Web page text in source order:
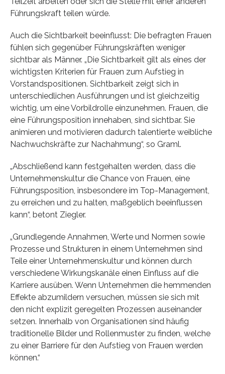
Führungskraft teilen würde.
Auch die Sichtbarkeit beeinflusst: Die befragten Frauen
fühlen sich gegenüber Führungskräften weniger
sichtbar als Männer. „Die Sichtbarkeit gilt als eines der
wichtigsten Kriterien für Frauen zum Aufstieg in
Vorstandspositionen. Sichtbarkeit zeigt sich in
unterschiedlichen Ausführungen und ist gleichzeitig
wichtig, um eine Vorbildrolle einzunehmen. Frauen, die
eine Führungsposition innehaben, sind sichtbar. Sie
animieren und motivieren dadurch talentierte weibliche
Nachwuchskräfte zur Nachahmung“, so Graml.
„Abschließend kann festgehalten werden, dass die
Unternehmenskultur die Chance von Frauen, eine
Führungsposition, insbesondere im Top-Management,
zu erreichen und zu halten, maßgeblich beeinflussen
kann“, betont Ziegler.
„Grundlegende Annahmen, Werte und Normen sowie
Prozesse und Strukturen in einem Unternehmen sind
Teile einer Unternehmenskultur und können durch
verschiedene Wirkungskanäle einen Einfluss auf die
Karriere ausüben. Wenn Unternehmen die hemmenden
Effekte abzumildern versuchen, müssen sie sich mit
den nicht explizit geregelten Prozessen auseinander
setzen. Innerhalb von Organisationen sind häufig
traditionelle Bilder und Rollenmuster zu finden, welche
zu einer Barriere für den Aufstieg von Frauen werden
können.“